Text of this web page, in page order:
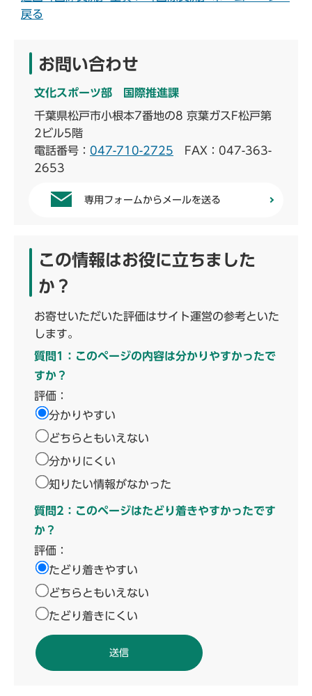
戻る
お問い合わせ
文化スポーツ部 国際推進課
千葉県松戸市小根本7番地の8 京葉ガスF松戸第
2ビル5階
電話番号： 047-710-2725 FAX：047-363-
2653
専用フォームからメールを送る
この情報はお役に立ちました
か？
お寄せいただいた評価はサイト運営の参考といた
します。
質問1：このページの内容は分かりやすかったで
すか？
評価：
分かりやすい
どちらともいえない
分かりにくい
知りたい情報がなかった
質問2：このページはたどり着きやすかったです
か？
評価：
たどり着きやすい
どちらともいえない
たどり着きにくい